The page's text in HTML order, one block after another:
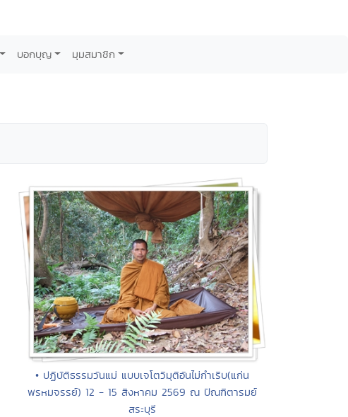
บอกบุญ มุมสมาชิก
• ปฏิบัติธรรมวันแม่ แบบเจโตวิมุติอันไม่กำเริบ(แก่น
พรหมจรรย์) 12 - 15 สิงหาคม 2569 ณ ปัณฑิตารมย์
สระบุรี